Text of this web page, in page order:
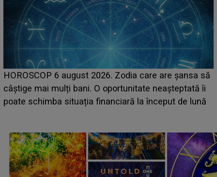
LINE-UP UNTOLD ONE, ziua 2. La ce oră urcă pe
scena principală a festivalului Zara Larsson? Artista
suedeză a ajuns deja în România și s-a filmat din